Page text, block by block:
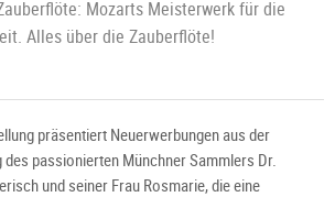
Mozarts Meisterwerk für die
Alles über die Zauberflöte!
präsentiert Neuerwerbungen aus der
des passionierten Münchner Sammlers Dr.
und seiner Frau Rosmarie, die eine